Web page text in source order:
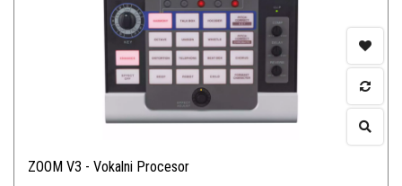
ZOOM V3 - Vokalni Procesor